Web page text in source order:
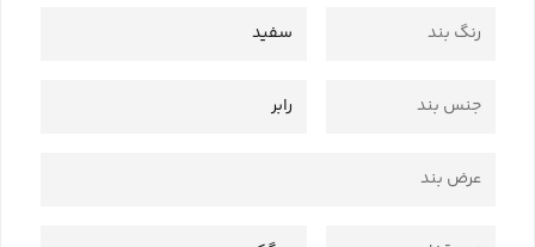
رنگ بند سفید
جنس بند رابر
عرض بند